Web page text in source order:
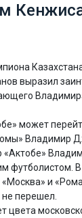
выразил
может
Владимир
«Актобе»
футболистом.
и
не перешел.